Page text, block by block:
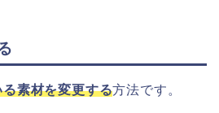
素材を変更する方法です。